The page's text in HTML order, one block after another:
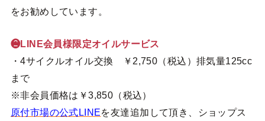
をお勧めしています。
❷LINE会員様限定オイルサービス
・4サイクルオイル交換 ￥2,750（税込）排気量125cc
まで
※非会員価格は￥3,850（税込）
原付市場の公式LINEを友達追加して頂き、ショップス